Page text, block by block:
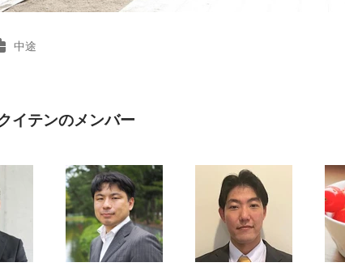
中途
イテンのメンバー